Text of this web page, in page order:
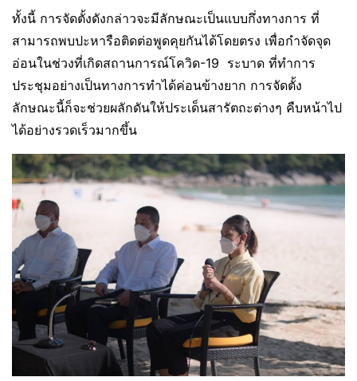
ทั้งนี้​ การจัดตั้งดังกล่าวจะมีลักษณะเป็นแบบกึ่งทางการ​ ที่
สามารถพบปะหารือติดต่อพูดคุย​กันได้โดยตรง​ เพื่อกำจัดจุด
อ่อนในช่วงที่เกิดสถานการณ์โควิด-19 ระบาด ที่ทำการ
ประชุมอย่างเป็นทางการทำได้ค่อนข้างยาก​ การจัดตั้ง
ลักษณะนี้ก็จะช่วยผลักดันให้ประเด็นสารัตถะต่างๆ​ คืบหน้าไป
ได้อย่างรวดเร็วมากขึ้น